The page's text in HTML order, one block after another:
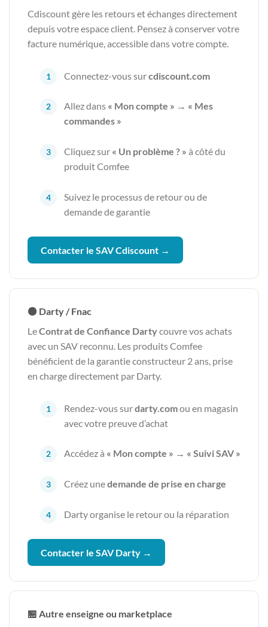
Cdiscount gère les retours et échanges directement
depuis votre espace client. Pensez à conserver votre
facture numérique, accessible dans votre compte.
Connectez-vous surcdiscount.com
Allez dans « Mon compte » → « Mes
commandes »
Cliquez sur « Un problème ? » à côté du
produit Comfee
Suivez le processus de retour ou de
demande de garantie
Contacter le SAV Cdiscount →
⚫ Darty / Fnac
LeContrat de Confiance Dartycouvre vos achats
avec un SAV reconnu. Les produits Comfee
bénéficient de la garantie constructeur 2 ans, prise
en charge directement par Darty.
Rendez-vous surdarty.comou en magasin
avec votre preuve d’achat
Accédez à « Mon compte » → « Suivi SAV »
Créez unedemande de prise en charge
Darty organise le retour ou la réparation
Contacter le SAV Darty →
🏪 Autre enseigne ou marketplace